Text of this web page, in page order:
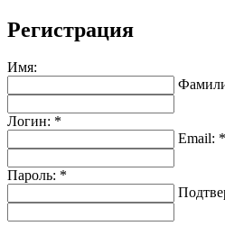
Регистрация
Имя:
Логин: *
Email: *
Пароль: *